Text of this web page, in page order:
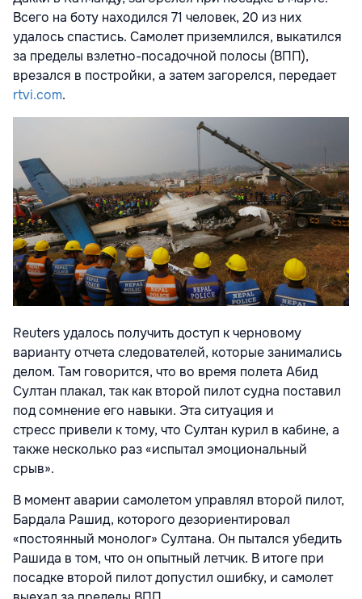
Всего на боту находился 71 человек, 20 из них
удалось спастись. Самолет приземлился, выкатился
за пределы взлетно-посадочной полосы (ВПП),
врезался в постройки, а затем загорелся, передает
rtvi.com.
Reuters удалось получить доступ к черновому
варианту отчета следователей, которые занимались
делом. Там говорится, что во время полета Абид
Султан плакал, так как второй пилот судна поставил
под сомнение его навыки. Эта ситуация и
стресс привели к тому, что Султан курил в кабине, а
также несколько раз «испытал эмоциональный
срыв».
В момент аварии самолетом управлял второй пилот,
Бардала Рашид, которого дезориентировал
«постоянный монолог» Султана. Он пытался убедить
Рашида в том, что он опытный летчик. В итоге при
посадке второй пилот допустил ошибку, и самолет